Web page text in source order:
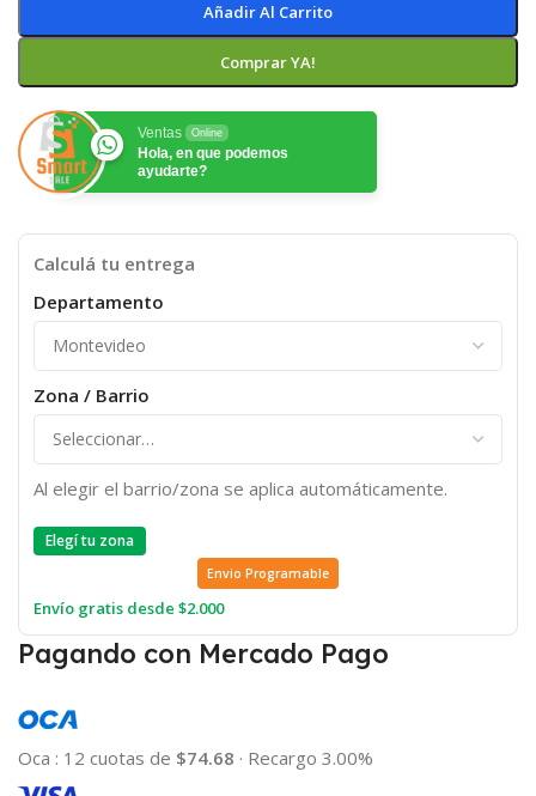
Añadir Al Carrito
Comprar YA!
Ventas Online
Hola, en que podemos
ayudarte?
Calculá tu entrega
Departamento
Zona / Barrio
Al elegir el barrio/zona se aplica automáticamente.
Elegí tu zona
Envio Programable
Envío gratis desde $2.000
Pagando con Mercado Pago
Oca : 12 cuotas de $74.68 · Recargo 3.00%